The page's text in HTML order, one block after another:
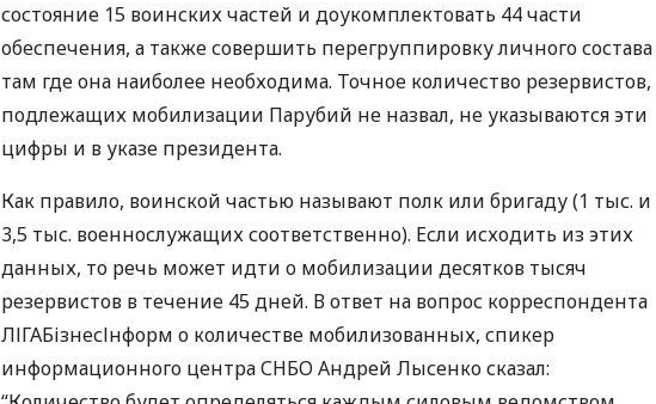
состояние 15 воинских частей и доукомплектовать 44 части
обеспечения, а также совершить перегруппировку личного состава
там где она наиболее необходима. Точное количество резервистов,
подлежащих мобилизации Парубий не назвал, не указываются эти
цифры и в указе президента.
Как правило, воинской частью называют полк или бригаду (1 тыс. и
3,5 тыс. военнослужащих соответственно). Если исходить из этих
данных, то речь может идти о мобилизации десятков тысяч
резервистов в течение 45 дней. В ответ на вопрос корреспондента
ЛІГАБізнесІнформ о количестве мобилизованных, спикер
информационного центраСНБО Андрей Лысенко сказал: